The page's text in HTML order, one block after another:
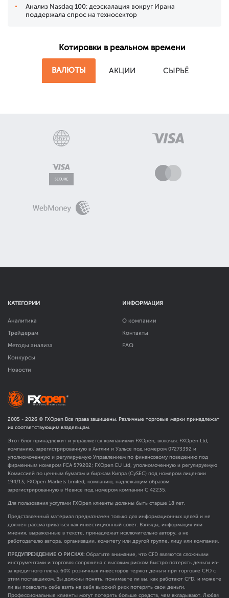
Анализ Nasdaq 100: деэскалация вокруг Ирана
поддержала спрос на техносектор
Котировки в реальном времени
ВАЛЮТЫ АКЦИИ СЫРЬЁ
КАТЕГОРИИ
Аналитика
Трейдерам
Методы анализа
Конкурсы
Новости
ИНФОРМАЦИЯ
О компании
Контакты
FAQ
2005 - 2026 © FXOpen Все права защищены. Различные торговые марки принадлежат
их соответствующим владельцам.
Этот блог принадлежит и управляется компаниями FXOpen, включая: FXOpen Ltd,
компанию, зарегистрированную в Англии и Уэльсе под номером 07273392 и
уполномоченную и регулируемую Управлением по финансовому поведению под
фирменным номером FCA 579202; FXOpen EU Ltd, уполномоченную и регулируемую
Комиссией по ценным бумагам и биржам Кипра (CySEC) под номером лицензии
194/13; FXOpen Markets Limited, компанию, надлежащим образом
зарегистрированную в Невисе под номером компании C 42235.
Для пользования услугами FXOpen клиенты должны быть старше 18 лет.
Представленный материал предназначен только для информационных целей и не
должен рассматриваться как инвестиционный совет. Взгляды, информация или
мнения, выраженные в тексте, принадлежат исключительно автору, а не
работодателю автора, организации, комитету или другой группе, лицу или компании.
ПРЕДУПРЕЖДЕНИЕ О РИСКАХ: Обратите внимание, что CFD являются сложными
инструментами и торговля сопряжена с высоким риском быстро потерять деньги из-
за кредитного плеча. 60% розничных инвесторов теряют деньги при торговле CFD с
этим поставщиком. Вы должны понять, понимаете ли вы, как работают CFD, и можете
ли вы позволить себе взять на себя высокий риск потерять свои деньги.
Профессиональные клиенты могут потерять больше средств, чем вкладывают. Любая